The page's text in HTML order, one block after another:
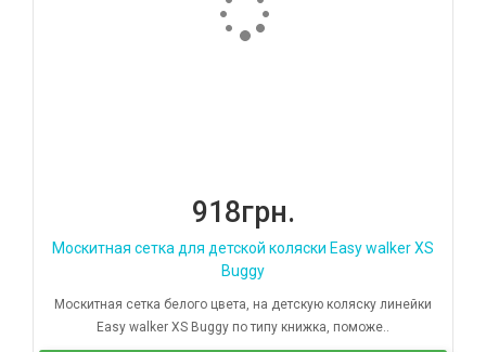
918грн.
Москитная сетка для детской коляски Easy walker XS
Buggy
Москитная сетка белого цвета, на детскую коляску линейки
Easy walker XS Buggy по типу книжка, поможе..